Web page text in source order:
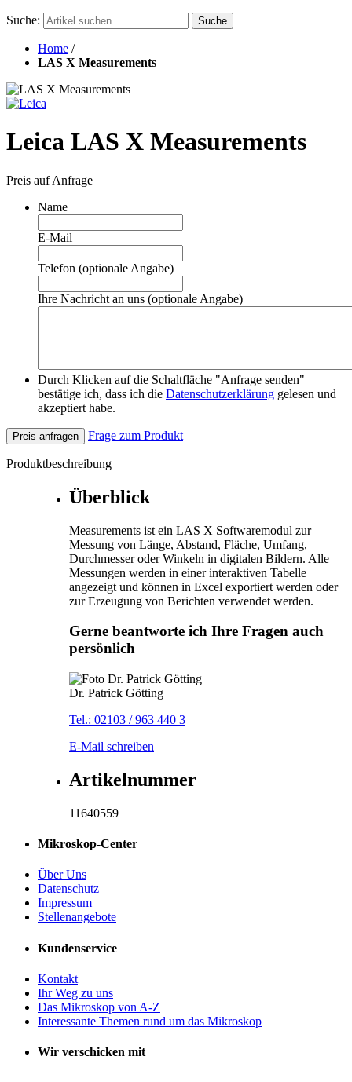
Suche: Suche
Home /
LAS X Measurements
Leica LAS X Measurements
Preis auf Anfrage
Name
E-Mail
Telefon (optionale Angabe)
Ihre Nachricht an uns (optionale Angabe)
Durch Klicken auf die Schaltfläche "Anfrage senden"
bestätige ich, dass ich die Datenschutzerklärung gelesen und
akzeptiert habe.
Preis anfragen Frage zum Produkt
Produktbeschreibung
Überblick
Measurements ist ein LAS X Softwaremodul zur
Messung von Länge, Abstand, Fläche, Umfang,
Durchmesser oder Winkeln in digitalen Bildern. Alle
Messungen werden in einer interaktiven Tabelle
angezeigt und können in Excel exportiert werden oder
zur Erzeugung von Berichten verwendet werden.
Gerne beantworte ich Ihre Fragen auch
persönlich
Dr. Patrick Götting
Tel.: 02103 / 963 440 3
E-Mail schreiben
Artikelnummer
11640559
Mikroskop-Center
Über Uns
Datenschutz
Impressum
Stellenangebote
Kundenservice
Kontakt
Ihr Weg zu uns
Das Mikroskop von A-Z
Interessante Themen rund um das Mikroskop
Wir verschicken mit